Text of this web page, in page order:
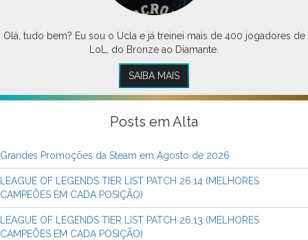
Olá, tudo bem? Eu sou o Ucla e já treinei mais de 400 jogadores de
LoL, do Bronze ao Diamante.
SAIBA MAIS
Posts em Alta
Grandes Promoções da Steam em Agosto de 2026
LEAGUE OF LEGENDS TIER LIST PATCH 26.14 (MELHORES
CAMPEÕES EM CADA POSIÇÃO)
LEAGUE OF LEGENDS TIER LIST PATCH 26.13 (MELHORES
CAMPEÕES EM CADA POSIÇÃO)